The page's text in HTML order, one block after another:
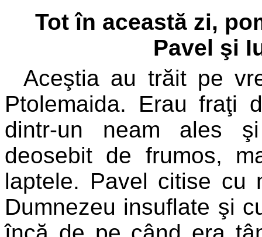
Tot în această zi,
Pavel şi
Aceştia au trăit pe
Ptolemaida. Erau fraţi
dintr-un neam ales
deosebit de frumos,
laptele. Pavel citise cu
Dumnezeu insuflate şi